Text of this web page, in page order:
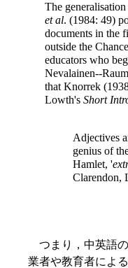
The
et al. (1984: 49)
documents in the
outside the
educators who
Nevalainen--
that Knorrek
Lowth's Short
Adjectives
genius of
Hamlet, '
Clarendon,
つまり，中英語
業者や教育者によ